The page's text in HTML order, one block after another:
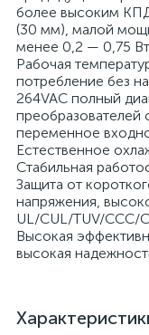
более высоким
(30 мм), малой
менее 0,2 — 0,75
Рабочая
потребление без
264VAC полный
преобразователей
переменное
Естественное
Стабильная
Защита от
напряжения,
UL/CUL/TUV/CCC/
Высокая
высокая